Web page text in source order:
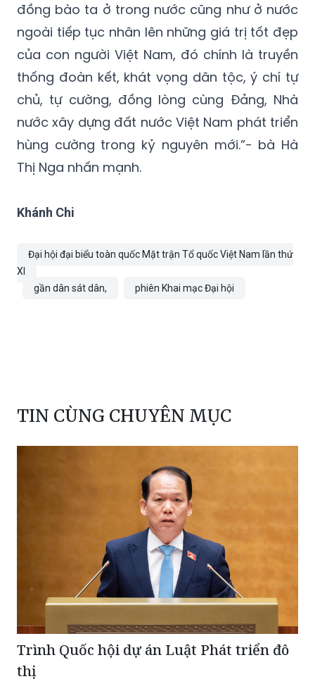
đồng bào ta ở trong nước cũng như ở nước
ngoài tiếp tục nhân lên những giá trị tốt đẹp
của con người Việt Nam, đó chính là truyền
thống đoàn kết, khát vọng dân tộc, ý chí tự
chủ, tự cường, đồng lòng cùng Đảng, Nhà
nước xây dựng đất nước Việt Nam phát triển
hùng cường trong kỷ nguyên mới.”- bà Hà
Thị Nga nhấn mạnh.
Khánh Chi
Đại hội đại biểu toàn quốc Mặt trận Tổ quốc Việt Nam lần thứ
XI
gần dân sát dân,
phiên Khai mạc Đại hội
TIN CÙNG CHUYÊN MỤC
Trình Quốc hội dự án Luật Phát triển đô
thị